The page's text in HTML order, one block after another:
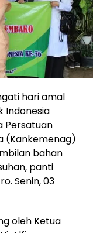
hari amal
Indonesia
Persatuan
(Kankemenag)
bahan
panti
Senin, 03
oleh Ketua